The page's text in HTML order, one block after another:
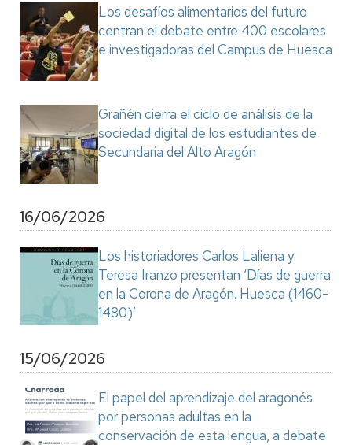
Los desafíos alimentarios del futuro
centran el debate entre 400 escolares
e investigadoras del Campus de Huesca
Grañén cierra el ciclo de análisis de la
sociedad digital de los estudiantes de
Secundaria del Alto Aragón
16/06/2026
Los historiadores Carlos Laliena y
Teresa Iranzo presentan ‘Días de guerra
en la Corona de Aragón. Huesca (1460-
1480)’
15/06/2026
El papel del aprendizaje del aragonés
por personas adultas en la
conservación de esta lengua, a debate